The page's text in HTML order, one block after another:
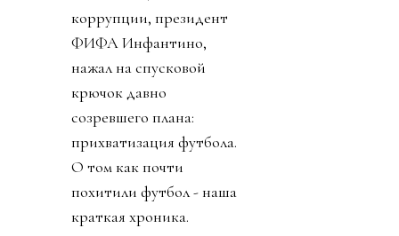
коррупции, президент
ФИФА Инфантино,
нажал на спусковой
крючок давно
созревшего плана:
прихватизация футбола.
О том как почти
похитили футбол - наша
краткая хроника.